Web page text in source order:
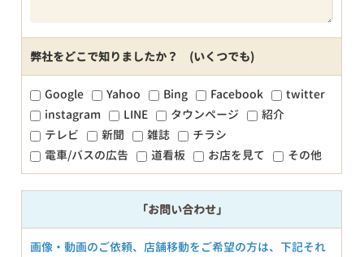
弊社をどこで知りましたか？ (いくつでも)
Google Yahoo Bing Facebook
twitter
instagram
LINE タウンページ
紹介
テレビ
新聞 雑誌
チラシ
電車/バスの広告
道看板 お店を見て その他
「お問い合わせ」
画像・動画のご依頼、店舗移動をご希望の方は、下記それ